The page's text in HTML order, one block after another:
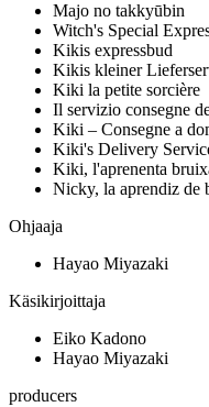
Majo no takkyūbin
Witch's Special
Kikis expressbud
Kikis kleiner
Kiki la petite sorcière
Il servizio consegne
Kiki – Consegne a
Kiki's Delivery
Kiki, l'aprenenta
Nicky, la aprendiz de
Ohjaaja
Hayao Miyazaki
Käsikirjoittaja
Eiko Kadono
Hayao Miyazaki
producers